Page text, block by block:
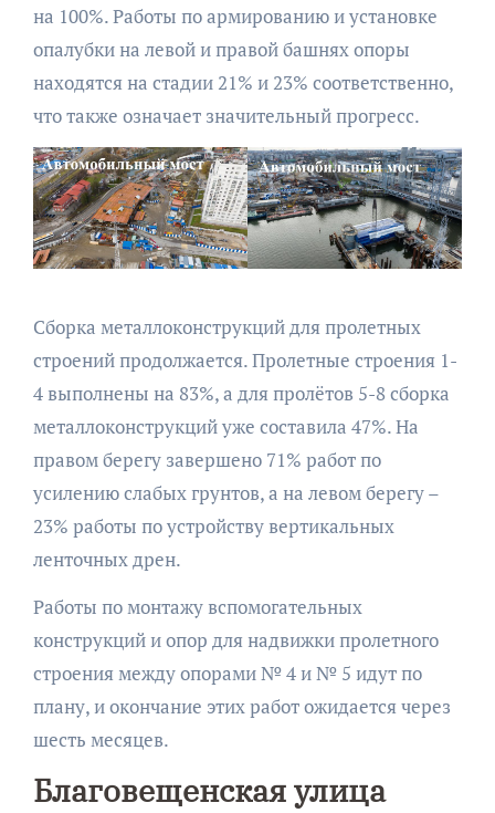
на 100%. Работы по армированию и установке
опалубки на левой и правой башнях опоры
находятся на стадии 21% и 23% соответственно,
что также означает значительный прогресс.
Сборка металлоконструкций для пролетных
строений продолжается. Пролетные строения 1-
4 выполнены на 83%, а для пролётов 5-8 сборка
металлоконструкций уже составила 47%. На
правом берегу завершено 71% работ по
усилению слабых грунтов, а на левом берегу –
23% работы по устройству вертикальных
ленточных дрен.
Работы по монтажу вспомогательных
конструкций и опор для надвижки пролетного
строения между опорами № 4 и № 5 идут по
плану, и окончание этих работ ожидается через
шесть месяцев.
Благовещенская улица